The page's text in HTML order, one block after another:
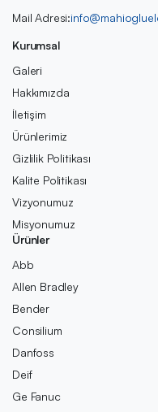
Mail Adresi:
Kurumsal
Galeri
Hakkımızda
İletişim
Ürünlerimiz
Gizlilik Politikası
Kalite Politikası
Vizyonumuz
Misyonumuz
Ürünler
Abb
Allen Bradley
Bender
Consilium
Danfoss
Deif
Ge Fanuc